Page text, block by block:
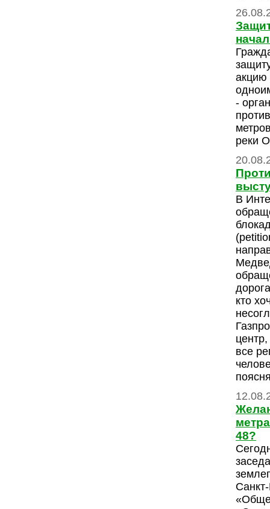
-
реки
В
кто
все
48?